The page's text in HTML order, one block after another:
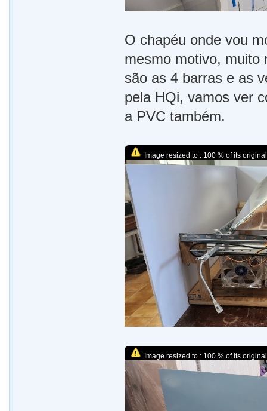
O chapéu onde vou
mesmo motivo, muito
são as 4 barras e as
pela HQi, vamos ver
a PVC também.
Image resized to : 100 % of its
Image resized to : 100 % of its